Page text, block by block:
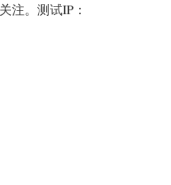
注。测试IP：